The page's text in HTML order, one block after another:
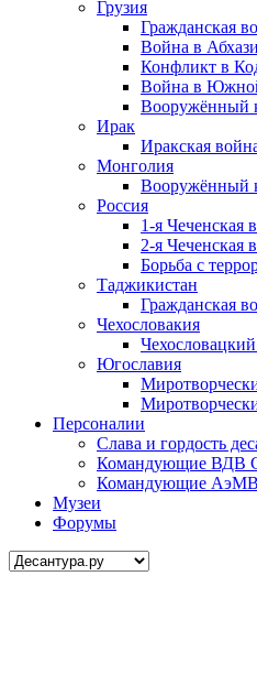
Грузия
Гражданская
Война в
Конфликт в
Война в
Вооружённый
Ирак
Иракская
Монголия
Вооружённый
Россия
1-я Чеченская
2-я Чеченская
Борьба с
Таджикистан
Гражданская
Чехословакия
Югославия
Персоналии
Слава и гордость
Командующие ВДВ
Командующие
Музеи
Форумы